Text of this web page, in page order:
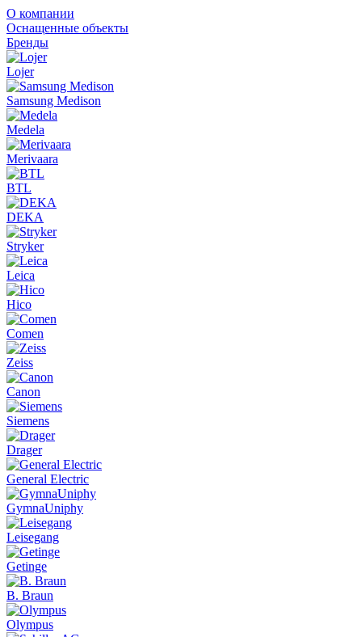
О компании
Оснащенные объекты
Бренды
Lojer
Samsung Medison
Medela
Merivaara
BTL
DEKA
Stryker
Leica
Hico
Comen
Zeiss
Canon
Siemens
Drager
General Electric
GymnaUniphy
Leisegang
Getinge
B. Braun
Olympus